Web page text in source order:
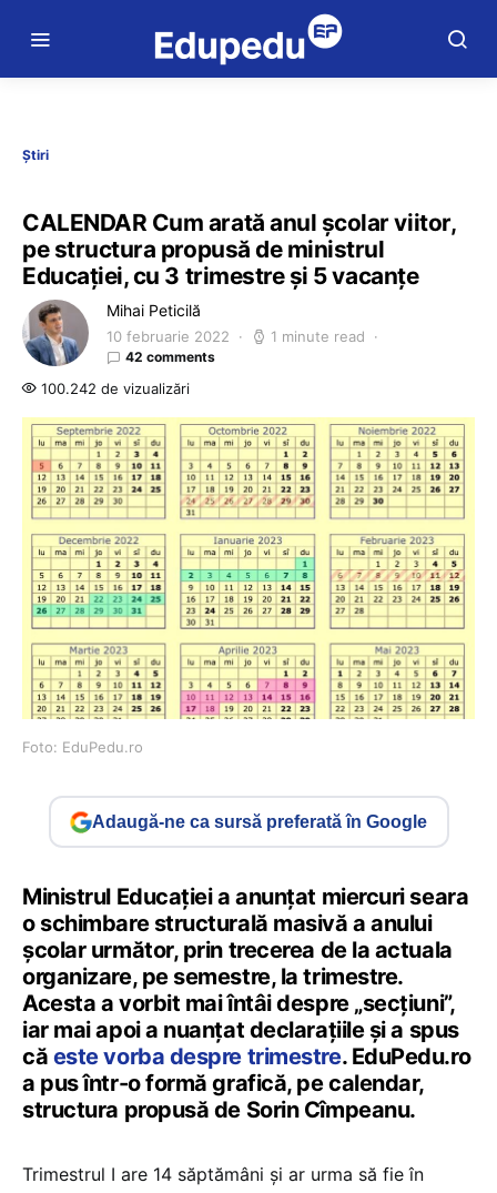
Știri
CALENDAR Cum arată anul școlar viitor,
pe structura propusă de ministrul
Educației, cu 3 trimestre și 5 vacanțe
Mihai Peticilă
10 februarie 2022 1 minute read
42 comments
100.242 de vizualizări
Foto: EduPedu.ro
Adaugă-ne ca sursă preferată în Google
Ministrul Educației a anunțat miercuri seara
o schimbare structurală masivă a anului
școlar următor, prin trecerea de la actuala
organizare, pe semestre, la trimestre.
Acesta a vorbit mai întâi despre „secțiuni”,
iar mai apoi a nuanțat declarațiile și a spus
că este vorba despre trimestre. EduPedu.ro
a pus într-o formă grafică, pe calendar,
structura propusă de Sorin Cîmpeanu.
Trimestrul I are 14 săptămâni și ar urma să fie în